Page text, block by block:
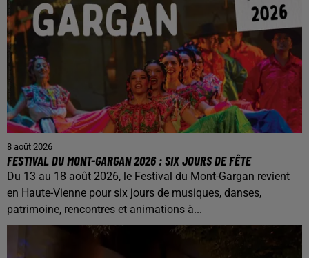
8 août 2026
FESTIVAL DU MONT-GARGAN 2026 : SIX JOURS DE FÊTE
Du 13 au 18 août 2026, le Festival du Mont-Gargan revient
en Haute-Vienne pour six jours de musiques, danses,
patrimoine, rencontres et animations à...